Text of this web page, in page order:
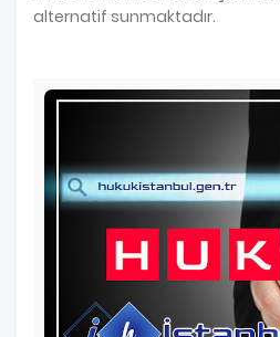
alternatif sunmaktadır.